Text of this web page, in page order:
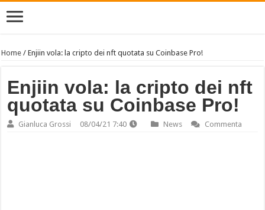
Home /Enjiin vola: la cripto dei nft quotata su Coinbase Pro!
Enjiin vola: la cripto dei nft
quotata su Coinbase Pro!
Gianluca Grossi 08/04/21 7:40 News Commenta